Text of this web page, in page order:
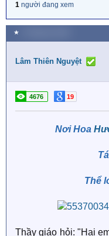
1 người đang xem
★
Lâm Thiên Nguyệt
4676 19
Nơi Hoa
Thể
Thầy giáo hỏi: "Hai